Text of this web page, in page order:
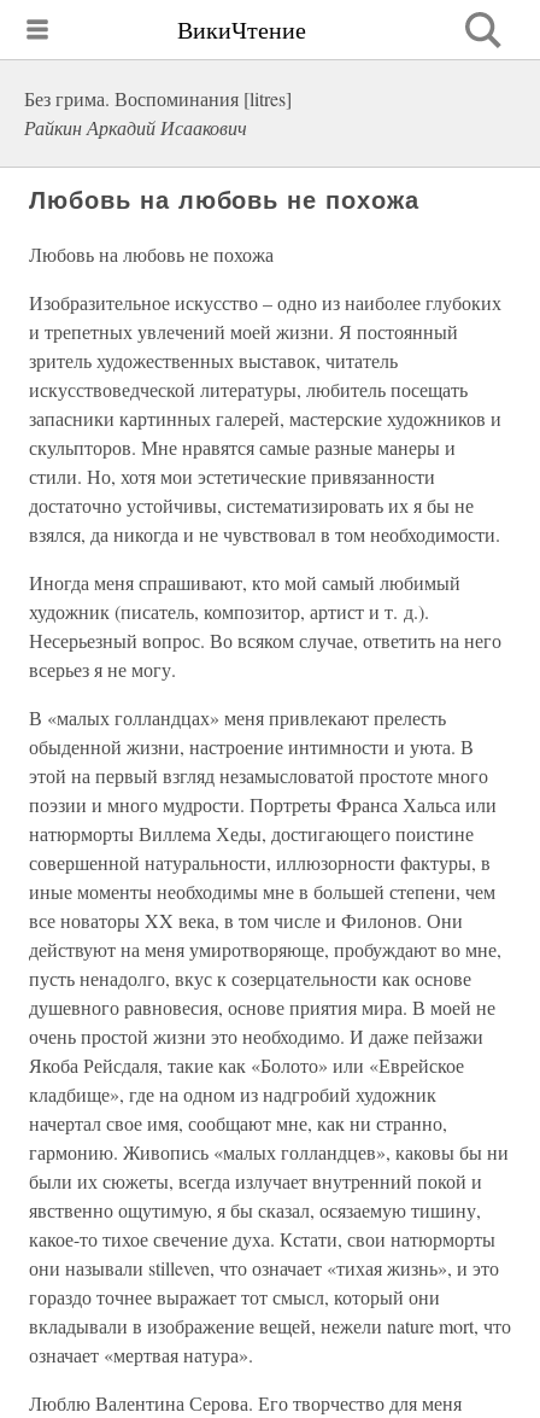
ВикиЧтение
Без грима. Воспоминания [litres]
Райкин Аркадий Исаакович
Любовь на любовь не похожа
Любовь на любовь не похожа
Изобразительное искусство – одно из наиболее глубоких
и трепетных увлечений моей жизни. Я постоянный
зритель художественных выставок, читатель
искусствоведческой литературы, любитель посещать
запасники картинных галерей, мастерские художников и
скульпторов. Мне нравятся самые разные манеры и
стили. Но, хотя мои эстетические привязанности
достаточно устойчивы, систематизировать их я бы не
взялся, да никогда и не чувствовал в том необходимости.
Иногда меня спрашивают, кто мой самый любимый
художник (писатель, композитор, артист и т. д.).
Несерьезный вопрос. Во всяком случае, ответить на него
всерьез я не могу.
В «малых голландцах» меня привлекают прелесть
обыденной жизни, настроение интимности и уюта. В
этой на первый взгляд незамысловатой простоте много
поэзии и много мудрости. Портреты Франса Хальса или
натюрморты Виллема Хеды, достигающего поистине
совершенной натуральности, иллюзорности фактуры, в
иные моменты необходимы мне в большей степени, чем
все новаторы XX века, в том числе и Филонов. Они
действуют на меня умиротворяюще, пробуждают во мне,
пусть ненадолго, вкус к созерцательности как основе
душевного равновесия, основе приятия мира. В моей не
очень простой жизни это необходимо. И даже пейзажи
Якоба Рейсдаля, такие как «Болото» или «Еврейское
кладбище», где на одном из надгробий художник
начертал свое имя, сообщают мне, как ни странно,
гармонию. Живопись «малых голландцев», каковы бы ни
были их сюжеты, всегда излучает внутренний покой и
явственно ощутимую, я бы сказал, осязаемую тишину,
какое-то тихое свечение духа. Кстати, свои натюрморты
они называли stilleven, что означает «тихая жизнь», и это
гораздо точнее выражает тот смысл, который они
вкладывали в изображение вещей, нежели nature mort, что
означает «мертвая натура».
Люблю Валентина Серова. Его творчество для меня